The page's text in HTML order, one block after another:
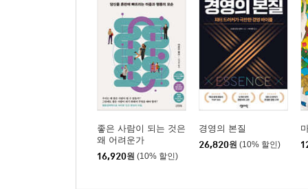
좋은 사람이 되는 것은
왜 어려운가
16,920원 (10% 할인)
경영의 본질
26,820원 (10% 할인)